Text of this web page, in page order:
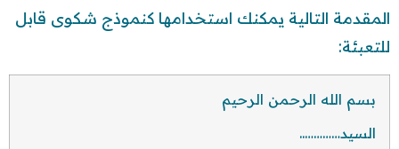
المقدمة التالية يمكنك استخدامها كنموذج شكوى قابل
للتعبئة:
بسم الله الرحمن الرحيم
السيد…………..